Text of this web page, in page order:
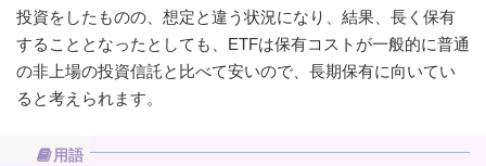
投資をしたものの、想定と違う状況になり、結果、長く保有
することとなったとしても、ETFは保有コストが一般的に普通
の非上場の投資信託と比べて安いので、長期保有に向いてい
ると考えられます。
用語